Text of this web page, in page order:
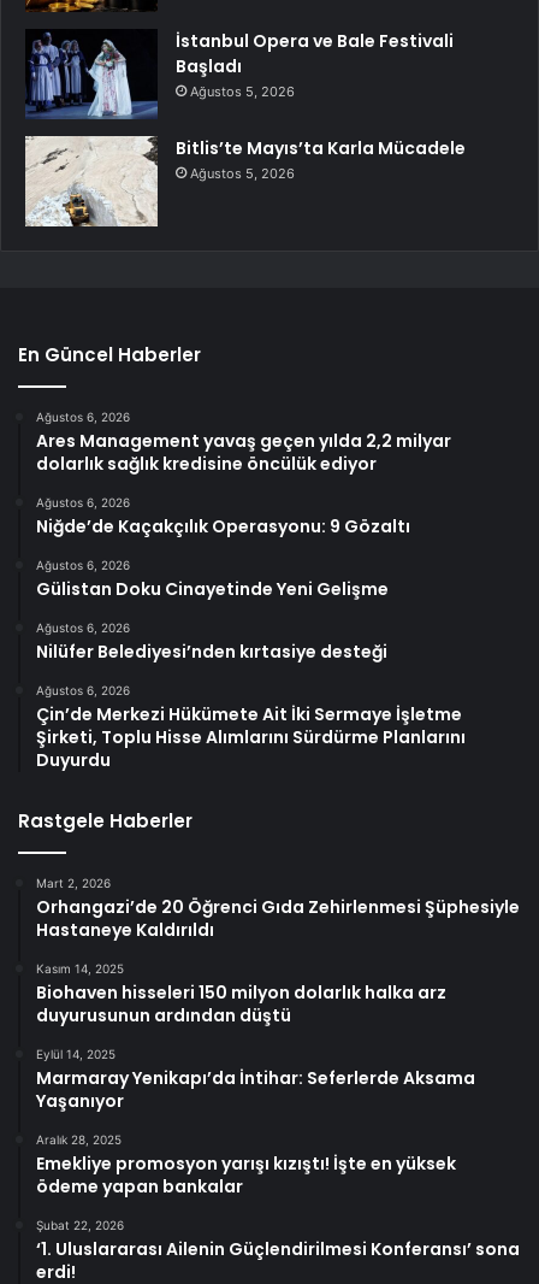
İstanbul Opera ve Bale Festivali
Başladı
Ağustos 5, 2026
Bitlis’te Mayıs’ta Karla Mücadele
Ağustos 5, 2026
En Güncel Haberler
Ağustos 6, 2026
Ares Management yavaş geçen yılda 2,2 milyar
dolarlık sağlık kredisine öncülük ediyor
Ağustos 6, 2026
Niğde’de Kaçakçılık Operasyonu: 9 Gözaltı
Ağustos 6, 2026
Gülistan Doku Cinayetinde Yeni Gelişme
Ağustos 6, 2026
Nilüfer Belediyesi’nden kırtasiye desteği
Ağustos 6, 2026
Çin’de Merkezi Hükümete Ait İki Sermaye İşletme
Şirketi, Toplu Hisse Alımlarını Sürdürme Planlarını
Duyurdu
Rastgele Haberler
Mart 2, 2026
Orhangazi’de 20 Öğrenci Gıda Zehirlenmesi Şüphesiyle
Hastaneye Kaldırıldı
Kasım 14, 2025
Biohaven hisseleri 150 milyon dolarlık halka arz
duyurusunun ardından düştü
Eylül 14, 2025
Marmaray Yenikapı’da İntihar: Seferlerde Aksama
Yaşanıyor
Aralık 28, 2025
Emekliye promosyon yarışı kızıştı! İşte en yüksek
ödeme yapan bankalar
Şubat 22, 2026
‘1. Uluslararası Ailenin Güçlendirilmesi Konferansı’ sona
erdi!